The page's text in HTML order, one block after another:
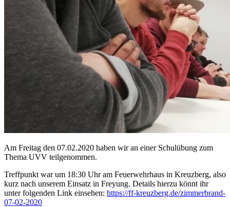
Am Freitag den 07.02.2020 haben wir an einer Schulübung zum
Thema UVV teilgenommen.
Treffpunkt war um 18:30 Uhr am Feuerwehrhaus in Kreuzberg, also
kurz nach unserem Einsatz in Freyung. Details hierzu könnt ihr
unter folgenden Link einsehen: https://ff-kreuzberg.de/zimmerbrand-
07-02-2020